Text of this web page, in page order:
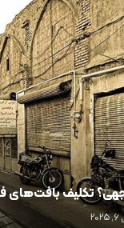
تکلیف